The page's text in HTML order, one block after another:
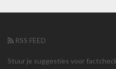
RSS FEED
Stuur je suggesties voor